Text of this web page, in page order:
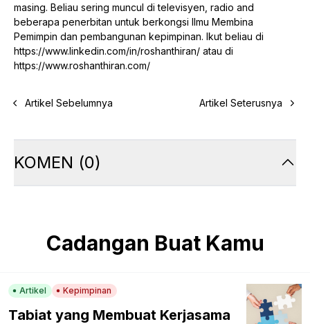
masing. Beliau sering muncul di televisyen, radio and
beberapa penerbitan untuk berkongsi Ilmu Membina
Pemimpin dan pembangunan kepimpinan. Ikut beliau di
https://www.linkedin.com/in/roshanthiran/ atau di
https://www.roshanthiran.com/
Artikel Sebelumnya Artikel Seterusnya
KOMEN (0)
Cadangan Buat Kamu
Artikel Kepimpinan
Tabiat yang Membuat Kerjasama